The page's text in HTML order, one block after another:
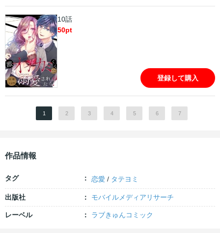
10話
50pt
登録して購入
1 2 3 4 5 6 7
作品情報
タグ 恋愛 / タテヨミ
出版社 モバイルメディアリサーチ
レーベル ラブきゅんコミック